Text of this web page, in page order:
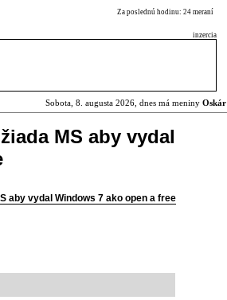
Za poslednú hodinu: 24 meraní
inzercia
Sobota, 8. augusta 2026, dnes má meniny Oskár
MS aby vydal
aby vydal Windows 7 ako open a free